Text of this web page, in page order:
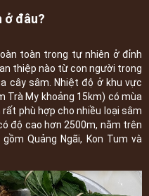
ở đâu?
toàn trong tự nhiên ở đỉnh
thiệp nào từ con người trong
cây sâm. Nhiệt độ ở khu vực
Trà My khoảng 15km) có mùa
rất phù hợp cho nhiều loại sâm
độ cao hơn 2500m, nằm trên
Quảng Ngãi, Kon Tum và